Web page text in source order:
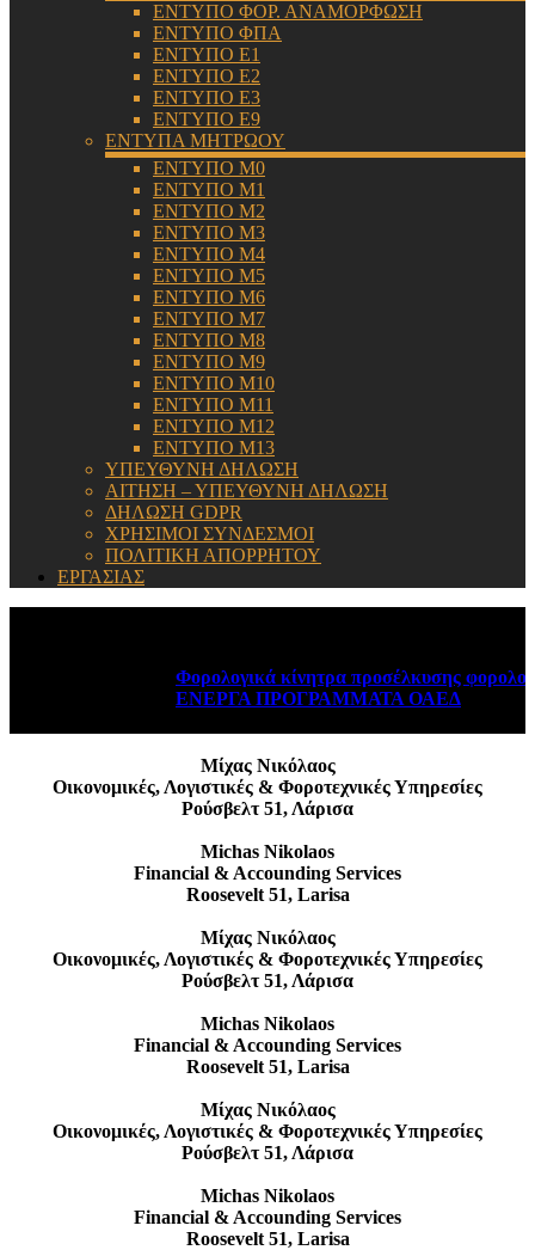
ΕΝΤΥΠΟ ΦΟΡ. ΑΝΑΜΟΡΦΩΣΗ
ΕΝΤΥΠΟ ΦΠΑ
ΕΝΤΥΠΟ Ε1
ΕΝΤΥΠΟ Ε2
ΕΝΤΥΠΟ Ε3
ΕΝΤΥΠΟ Ε9
ΕΝΤΥΠΑ ΜΗΤΡΩΟΥ
ΕΝΤΥΠΟ Μ0
ΕΝΤΥΠΟ Μ1
ΕΝΤΥΠΟ Μ2
ΕΝΤΥΠΟ Μ3
ΕΝΤΥΠΟ Μ4
ΕΝΤΥΠΟ Μ5
ΕΝΤΥΠΟ Μ6
ΕΝΤΥΠΟ Μ7
ΕΝΤΥΠΟ Μ8
ΕΝΤΥΠΟ Μ9
ΕΝΤΥΠΟ Μ10
ΕΝΤΥΠΟ Μ11
ΕΝΤΥΠΟ Μ12
ΕΝΤΥΠΟ Μ13
ΥΠΕΥΘΥΝΗ ΔΗΛΩΣΗ
ΑΙΤΗΣΗ – ΥΠΕΥΘΥΝΗ ΔΗΛΩΣΗ
ΔΗΛΩΣΗ GDPR
ΧΡΗΣΙΜΟΙ ΣΥΝΔΕΣΜΟΙ
ΠΟΛΙΤΙΚΗ ΑΠΟΡΡΗΤΟΥ
ΕΡΓΑΣΙΑΣ
Φορολογικά κίνητρα προσέλκυσης
ΕΝΕΡΓΑ ΠΡΟΓΡΑΜΜΑΤΑ ΟΑΕΔ August 6,
Μίχας Νικόλαος
Οικονομικές, Λογιστικές & Φοροτεχνικές Υπηρεσίες
Ρούσβελτ 51, Λάρισα
Michas Nikolaos
Financial & Accounding Services
Roosevelt 51, Larisa
Μίχας Νικόλαος
Οικονομικές, Λογιστικές & Φοροτεχνικές Υπηρεσίες
Ρούσβελτ 51, Λάρισα
Michas Nikolaos
Financial & Accounding Services
Roosevelt 51, Larisa
Μίχας Νικόλαος
Οικονομικές, Λογιστικές & Φοροτεχνικές Υπηρεσίες
Ρούσβελτ 51, Λάρισα
Michas Nikolaos
Financial & Accounding Services
Roosevelt 51, Larisa